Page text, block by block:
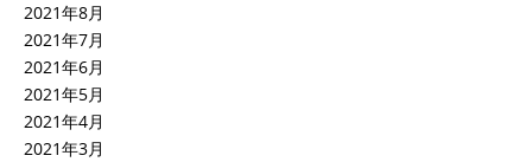
2021年8月
2021年7月
2021年6月
2021年5月
2021年4月
2021年3月